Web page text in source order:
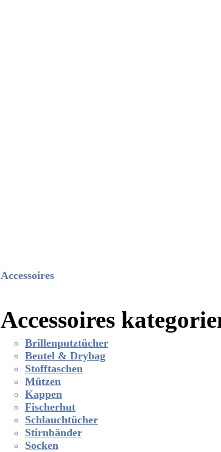
Accessoires
Accessoires
Brillenputztücher
Beutel & Drybag
Stofftaschen
Mützen
Kappen
Fischerhut
Schlauchtücher
Stirnbänder
Socken